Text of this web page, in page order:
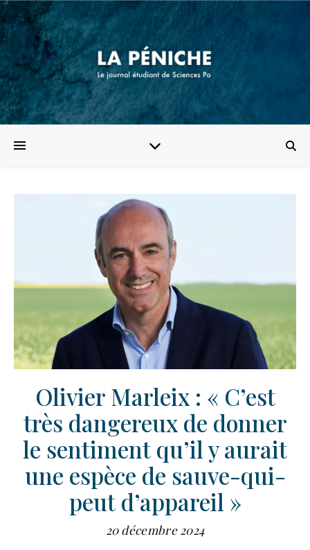
Olivier Marleix : « C’est
très dangereux de donner
le sentiment qu’il y aurait
une espèce de sauve-qui-
peut d’appareil »
20 décembre 2024